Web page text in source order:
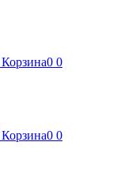
Корзина0 0
Корзина0 0